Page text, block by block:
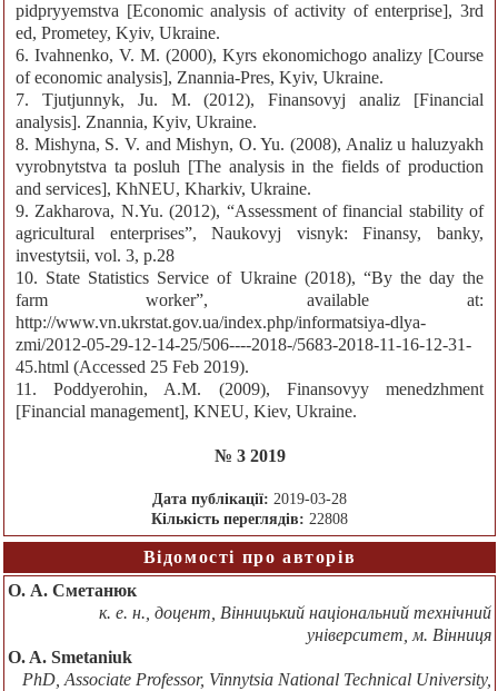
pidpryyemstva [Economic analysis of activity of enterprise], 3rd
ed, Prometey, Kyiv, Ukraine.
6. Ivahnenko, V. M. (2000), Kyrs ekonomichogo analizy [Course
of economic analysis], Znannia-Pres, Kyiv, Ukraine.
7. Tjutjunnyk, Ju. M. (2012), Finansovyj analiz [Financial
analysis]. Znannia, Kyiv, Ukraine.
8. Mishyna, S. V. and Mishyn, O. Yu. (2008), Analiz u haluzyakh
vyrobnytstva ta posluh [The analysis in the fields of production
and services], KhNEU, Kharkiv, Ukraine.
9. Zakharova, N.Yu. (2012), “Assessment of financial stability of
agricultural enterprises”, Naukovyj visnyk: Finansy, banky,
investytsii, vol. 3, p.28
10. State Statistics Service of Ukraine (2018), “By the day the
farm worker”, available at:
http://www.vn.ukrstat.gov.ua/index.php/informatsiya-dlya-
zmi/2012-05-29-12-14-25/506----2018-/5683-2018-11-16-12-31-
45.html (Accessed 25 Feb 2019).
11. Poddyerohin, A.M. (2009), Finansovyy menedzhment
[Financial management], KNEU, Kiev, Ukraine.
№ 3 2019
Дата публікації: 2019-03-28
Кількість переглядів: 22808
Відомості про авторів
О. А. Сметанюк
к. е. н., доцент, Вінницький національний технічний
університет, м. Вінниця
O. A. Smetaniuk
PhD, Associate Professor, Vinnytsia National Technical University,